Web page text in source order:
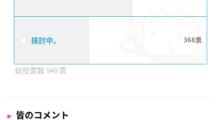
検討中。 368
949
皆のコメント